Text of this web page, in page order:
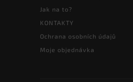
Jak na to?
KONTAKTY
Ochrana osobních údajů
Moje objednávka